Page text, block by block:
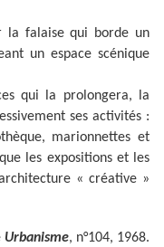
la falaise qui borde un
un espace scénique
qui la prolongera, la
ses activités :
marionnettes et
les expositions et les
« créative »
Urbanisme, n°104, 1968.